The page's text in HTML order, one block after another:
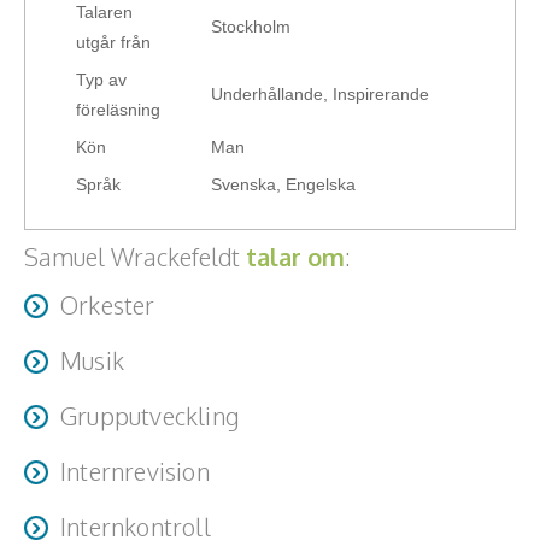
Innovation, kreativitet, entreprenörskap,
intraprenörskap
Talaren
utgår från
Stockholm
Typ av
föreläsning
Underhållande, Inspirerande
Kön
Man
Språk
Svenska, Engelska
Samuel Wrackefeldt talar om:
Orkester
Musik
Grupputveckling
Internrevision
Internkontroll